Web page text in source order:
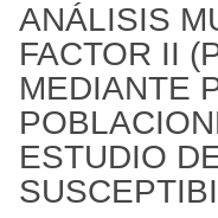
ANÁLISIS
FACTOR II
MEDIANTE
ESTUDIO